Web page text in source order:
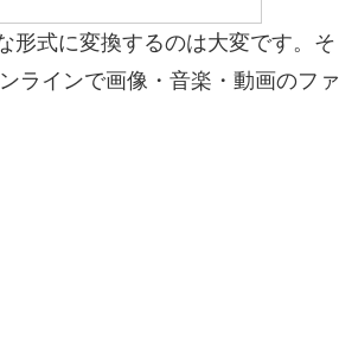
形式に変換するのは大変です。そ
ラインで画像・音楽・動画のファ